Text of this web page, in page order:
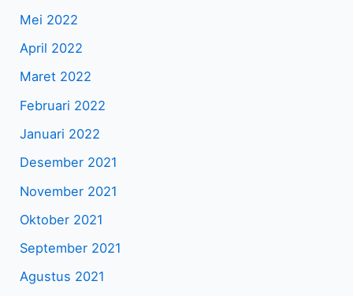
Mei 2022
April 2022
Maret 2022
Februari 2022
Januari 2022
Desember 2021
November 2021
Oktober 2021
September 2021
Agustus 2021